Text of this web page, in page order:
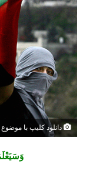
دانلود کلیپ با